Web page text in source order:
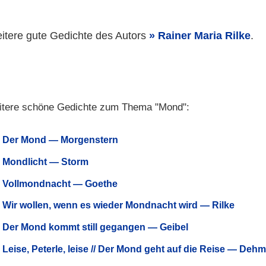
gute Gedichte des Autors Rainer Maria Rilke.
schöne Gedichte zum Thema "Mond":
Der Mond — Morgenstern
Mondlicht — Storm
Vollmondnacht — Goethe
Wir wollen, wenn es wieder Mondnacht wird — Rilke
Der Mond kommt still gegangen — Geibel
Leise, Peterle, leise // Der Mond geht auf die Reise —